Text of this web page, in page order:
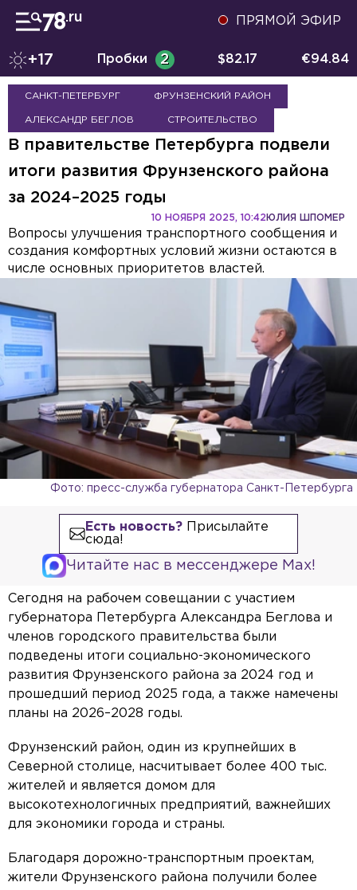
ПРЯМОЙ ЭФИР
+17 Пробки 2 $82.17 €94.84
САНКТ-ПЕТЕРБУРГ ФРУНЗЕНСКИЙ РАЙОН
АЛЕКСАНДР БЕГЛОВ СТРОИТЕЛЬСТВО
В правительстве Петербурга подвели
итоги развития Фрунзенского района
за 2024–2025 годы
ЮЛИЯ ШПОМЕР
10 НОЯБРЯ 2025, 10:42
Вопросы улучшения транспортного сообщения и
создания комфортных условий жизни остаются в
числе основных приоритетов властей.
Фото: пресс-служба губернатора Санкт-Петербурга
Есть новость?Присылайте
сюда!
Читайте нас в мессенджере Max!
Сегодня на рабочем совещании с участием
губернатора Петербурга Александра Беглова и
членов городского правительства были
подведены итоги социально-экономического
развития Фрунзенского района за 2024 год и
прошедший период 2025 года, а также намечены
планы на 2026–2028 годы.
Фрунзенский район, один из крупнейших в
Северной столице, насчитывает более 400 тыс.
жителей и является домом для
высокотехнологичных предприятий, важнейших
для экономики города и страны.
Благодаря дорожно-транспортным проектам,
жители Фрунзенского района получили более